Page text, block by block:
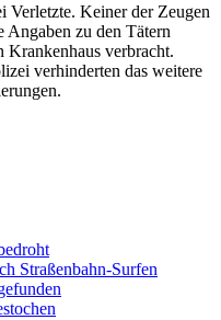
Verletzte. Keiner der Zeugen
Angaben zu den Tätern
Krankenhaus verbracht.
verhinderten das weitere
Straßenbahn-Surfen